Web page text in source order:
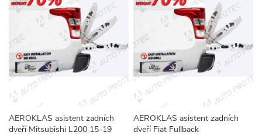
AEROKLAS asistent zadních
dveří Mitsubishi L200 15-19
AEROKLAS asistent zadních
dveří Fiat Fullback